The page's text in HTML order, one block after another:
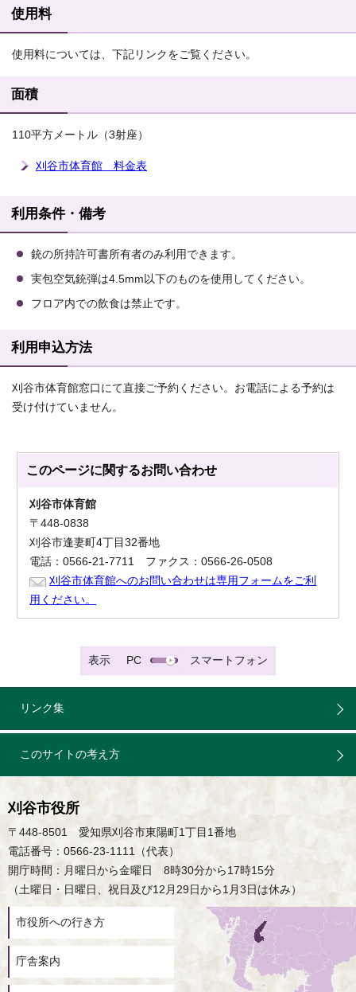
使用料
使用料については、下記リンクをご覧ください。
面積
110平方メートル（3射座）
刈谷市体育館 料金表
利用条件・備考
銃の所持許可書所有者のみ利用できます。
実包空気銃弾は4.5mm以下のものを使用してください。
フロア内での飲食は禁止です。
利用申込方法
刈谷市体育館窓口にて直接ご予約ください。お電話による予約は
受け付けていません。
このページに関するお問い合わせ
刈谷市体育館
〒448-0838
刈谷市逢妻町4丁目32番地
電話：0566-21-7711 ファクス：0566-26-0508
刈谷市体育館へのお問い合わせは専用フォームをご利
用ください。
表示 PC スマートフォン
リンク集
このサイトの考え方
刈谷市役所
〒448-8501 愛知県刈谷市東陽町1丁目1番地
電話番号：0566-23-1111（代表）
開庁時間：月曜日から金曜日 8時30分から17時15分
（土曜日・日曜日、祝日及び12月29日から1月3日は休み）
市役所への行き方
庁舎案内